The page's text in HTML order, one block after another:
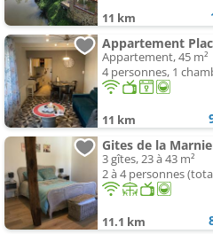
11 km
Appartement
Appartement, 45 m²
4 personnes, 1
11 km
Gites de la
3 gîtes, 23 à 43 m²
2 à 4 personnes
11.1 km